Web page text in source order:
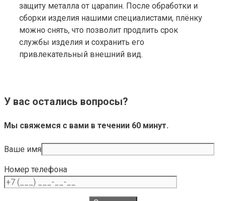
защиту металла от царапин. После обработки и
сборки изделия нашими специалистами, плёнку
можно снять, что позволит продлить срок
службы изделия и сохранить его
привлекательный внешний вид.
У вас остались вопросы?
Мы свяжемся с вами в течении 60 минут.
Ваше имя
Номер телефона